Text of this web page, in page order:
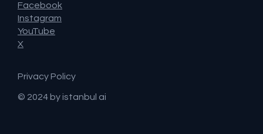
Facebook
Instagram
YouTube
X
© 2024 by istanbul ai
Privacy Policy